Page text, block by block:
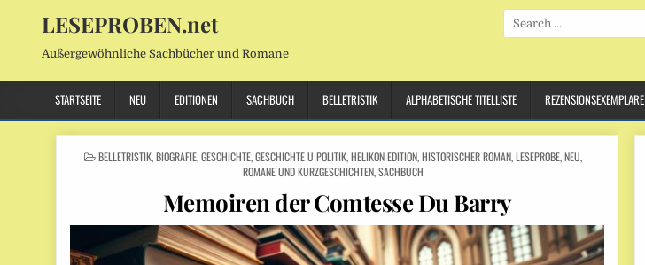
LESEPROBEN.net
Außergewöhnliche Sachbücher und Romane
Search
for:
STARTSEITE NEU EDITIONEN SACHBUCH BELLETRISTIK ALPHABETISCHE TITELLISTE REZENSIONSEXEMPLARE
POSTED
BELLETRISTIK,BIOGRAFIE,GESCHICHTE,GESCHICHTE U POLITIK,HELIKON EDITION,HISTORISCHER ROMAN,LESEPROBE,NEU,
ROMANE UND KURZGESCHICHTEN,SACHBUCH
Memoiren der Comtesse Du Barry